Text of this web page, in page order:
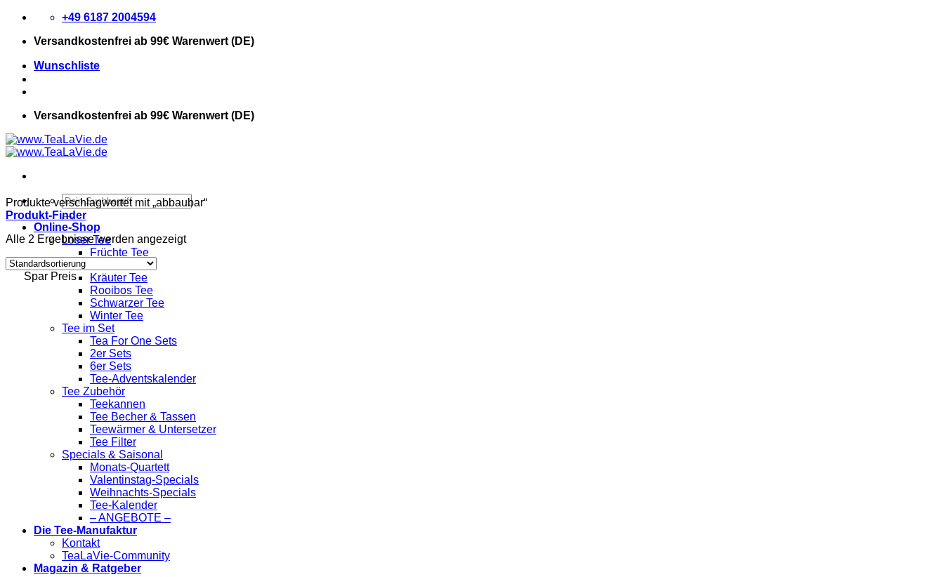
Zum
springen
+49 6187 2004594
Versandkostenfrei ab 99€ Warenwert (DE)
Wunschliste
Versandkostenfrei ab 99€ Warenwert (DE)
Suchen
nach:
Online-Shop
Loser Tee
Früchte Tee
Kräuter Tee
Rooibos Tee
Schwarzer Tee
Winter Tee
Tee im Set
Tea For One Sets
2er Sets
6er Sets
Tee-Adventskalender
Tee Zubehör
Teekannen
Tee Becher & Tassen
Teewärmer & Untersetzer
Tee Filter
Specials & Saisonal
Monats-Quartett
Valentinstag-Specials
Weihnachts-Specials
Tee-Kalender
– ANGEBOTE –
Die Tee-Manufaktur
Kontakt
TeaLaVie-Community
Magazin & Ratgeber
Produkte verschlagwortet mit „abbaubar“
Produkt-Finder
Alle 2 Ergebnisse werden angezeigt
Spar Preis